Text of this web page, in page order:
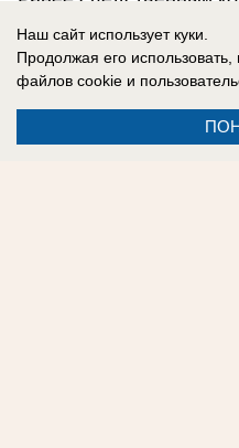
что здание, в котором
построено незаконно.
Наш сайт использует куки.
Продолжая его
файлов cookie и